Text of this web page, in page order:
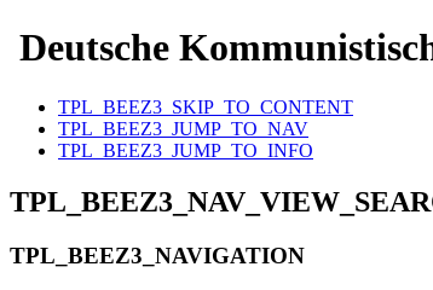
Deutsche
TPL_BEEZ3_SKIP_TO_CONTENT
TPL_BEEZ3_JUMP_TO_NAV
TPL_BEEZ3_JUMP_TO_INFO
TPL_BEEZ3_NAVIGATION